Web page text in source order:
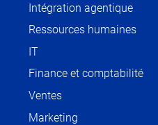
Intégration agentique
Ressources humaines
IT
Finance et comptabilité
Ventes
Marketing